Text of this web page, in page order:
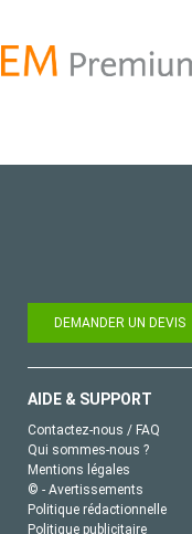
DEMANDER UN DEVIS
AIDE & SUPPORT
Contactez-nous / FAQ
Qui sommes-nous ?
Mentions légales
© - Avertissements
Politique rédactionnelle
Politique publicitaire